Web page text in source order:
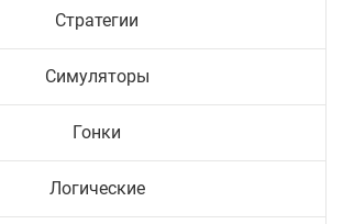
Стратегии
Симуляторы
Гонки
Логические